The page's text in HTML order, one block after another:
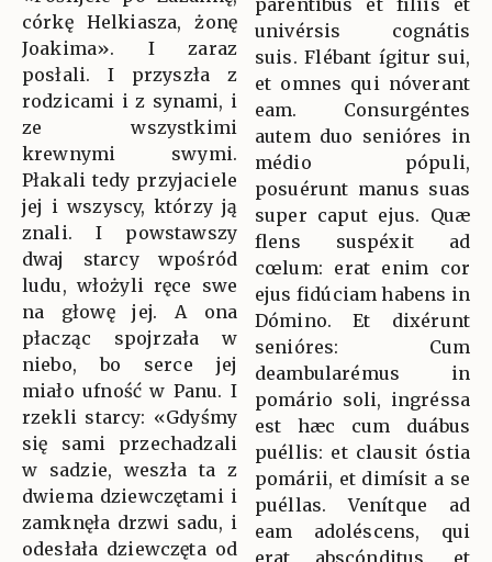
córkę Helkiasza, żonę
Joakima». I zaraz
posłali. I przyszła z
rodzicami i z synami, i
ze wszystkimi
krewnymi swymi.
Płakali tedy przyjaciele
jej i wszyscy, którzy ją
znali. I powstawszy
dwaj starcy wpośród
ludu, włożyli ręce swe
na głowę jej. A ona
płacząc spojrzała w
niebo, bo serce jej
miało ufność w Panu. I
rzekli starcy: «Gdyśmy
się sami przechadzali
w sadzie, weszła ta z
dwiema dziewczętami i
zamknęła drzwi sadu, i
odesłała dziewczęta od
univérsis cognátis
suis. Flébant ígitur sui,
et omnes qui nóverant
eam. Consurgéntes
autem duo senióres in
médio pópuli,
posuérunt manus suas
super caput ejus. Quæ
flens suspéxit ad
cœlum: erat enim cor
ejus fidúciam habens in
Dómino. Et dixérunt
senióres: Cum
deambularémus in
pomário soli, ingréssa
est hæc cum duábus
puéllis: et clausit óstia
pomárii, et dimísit a se
puéllas. Venítque ad
eam adoléscens, qui
erat abscónditus, et